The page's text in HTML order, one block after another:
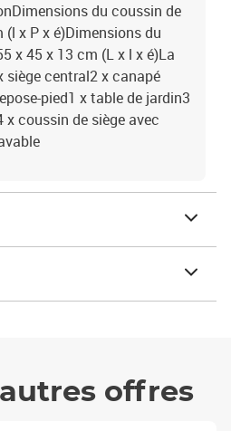
du coussin de
(l x P x é)Dimensions du
x 45 x 13 cm (L x l x é)La
central2 x canapé
pied1 x table de jardin3
coussin de siège avec
offres